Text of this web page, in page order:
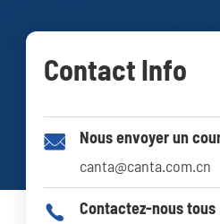
Contact Info

Nous envoyer un
canta@canta.com.cn

Contactez-nous tous